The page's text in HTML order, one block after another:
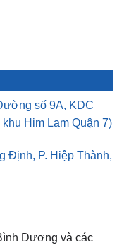
số 9A, KDC
khu Him Lam Quận 7)
Định, P. Hiệp Thành,
Dương và các